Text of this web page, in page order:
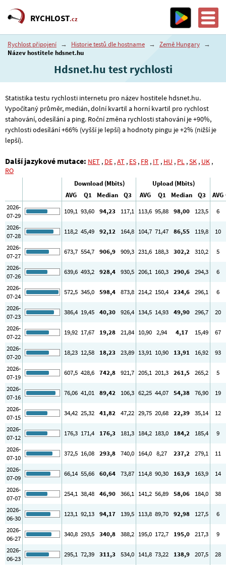
RYCHLOST.cz
Rychlost připojení → Historie testů dle hostname → Země Hungary →
Název hostitele hdsnet.hu
Hdsnet.hu test rychlosti
Statistika testu rychlosti internetu pro název hostitele hdsnet.hu.
Vypočítaný průměr, medián, dolní kvartil a horní kvartil pro rychlost
stahování, odesílání a ping. Roční změna rychlosti stahování je +90%,
rychlosti odesílání +66% (vyšší je lepší) a hodnoty pingu je +2% (nižší je
lepší).
Další jazykové mutace: NET , DE ,AT , ES , FR , IT , HU , PL ,SK , UK ,
RO
Download (Mbits)
Upload (Mbits)
AVG
Q1 Median Q3 AVG Q1 Median Q3 AVG
2026-
07-29
109,1 93,60 94,23 117,1 113,6 95,88 98,00 123,5
6
2026-
07-28
118,2 45,49 92,12 164,8 104,7 71,47 86,55 119,8
10
2026-
07-27
673,7 554,7 906,9 909,3 231,6 188,3 302,2 310,2
5
2026-
07-26
639,6 493,2 928,4 930,5 206,1 160,3 290,6 294,3
6
2026-
07-24
572,5 345,0 598,4 873,8 214,2 150,4 234,6 296,1
6
2026-
07-23
386,4 19,45 40,30 926,4 134,5 14,93 49,90 296,7
20
2026-
07-22
19,92 17,67 19,28 21,84 10,90 2,94 4,17 15,49
67
2026-
07-20
18,23 12,58 18,23 23,89 13,91 10,90 13,91 16,92
93
2026-
07-19
607,5 428,6 742,8 921,7 205,1 201,3 261,5 265,2
5
2026-
07-16
76,06 41,01 89,42 106,3 62,25 44,07 54,38 76,90
19
2026-
07-15
34,42 25,32 41,82 47,22 29,75 20,68 22,39 35,14
12
2026-
07-12
176,3 171,4 176,3 181,3 184,2 183,0 184,2 185,4
9
2026-
07-10
372,5 16,08 293,8 740,0 164,0 8,27 237,2 279,1
11
2026-
07-09
66,14 55,66 60,64 73,87 114,8 90,30 163,9 163,9
14
2026-
07-07
254,1 38,48 46,90 366,1 141,2 56,89 58,06 184,0
38
2026-
06-30
123,1 92,13 94,17 139,5 113,8 89,70 92,98 127,5
6
2026-
06-27
340,8 293,5 340,8 388,2 195,0 172,7 195,0 217,3
9
2026-
06-23
295,1 72,39 311,3 534,0 141,8 73,22 138,9 207,5
28